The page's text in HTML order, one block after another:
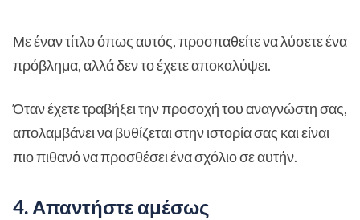
Με έναν τίτλο όπως αυτός, προσπαθείτε να λύσετε ένα
πρόβλημα, αλλά δεν το έχετε αποκαλύψει.
Όταν έχετε τραβήξει την προσοχή του αναγνώστη σας,
απολαμβάνει να βυθίζεται στην ιστορία σας και είναι
πιο πιθανό να προσθέσει ένα σχόλιο σε αυτήν.
4. Απαντήστε αμέσως